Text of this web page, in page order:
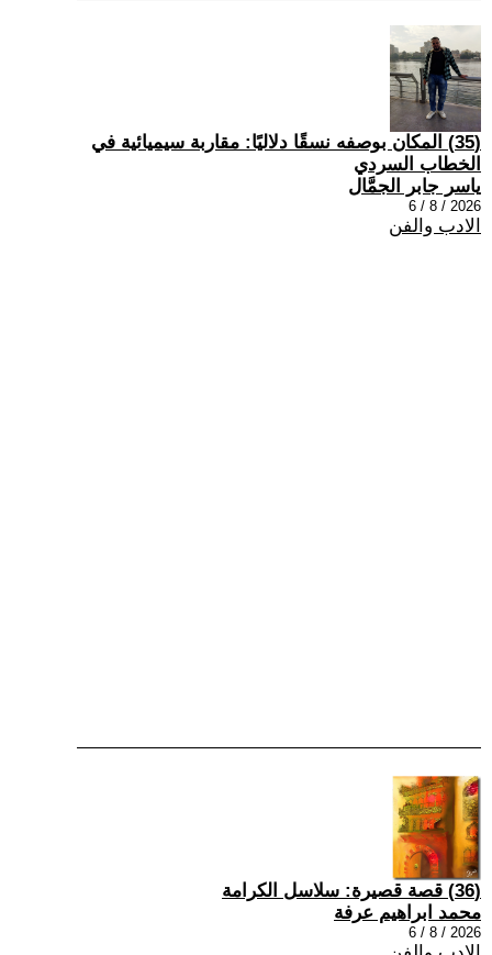
(35) المكان بوصفه نسقًا دلاليًا: مقاربة سيميائية في
الخطاب السردي
ياسر جابر الجمَّال
2026 / 8 / 6
الادب والفن
(36) قصة قصيرة: سلاسل الكرامة
محمد ابراهيم عرفة
2026 / 8 / 6